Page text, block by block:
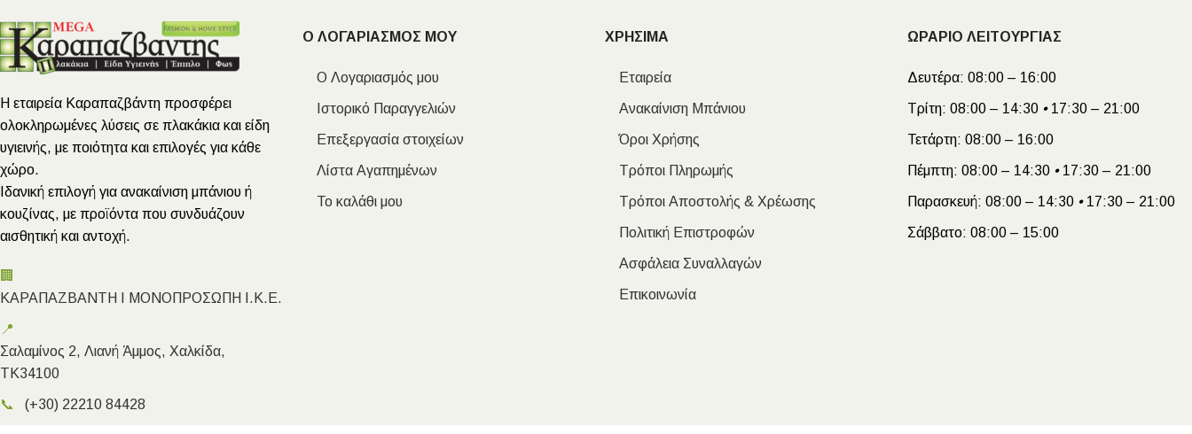
Η εταιρεία Καραπαζβάντη προσφέρει
ολοκληρωμένες λύσεις σε πλακάκια και είδη
υγιεινής, με ποιότητα και επιλογές για κάθε
χώρο.
Ιδανική επιλογή για ανακαίνιση μπάνιου ή
κουζίνας, με προϊόντα που συνδυάζουν
αισθητική και αντοχή.
🏢
ΚΑΡΑΠΑΖΒΑΝΤΗ Ι ΜΟΝΟΠΡΟΣΩΠΗ Ι.Κ.Ε.
📍
Σαλαμίνος 2, Λιανή Άμμος, Χαλκίδα,
ΤΚ34100
📞 (+30) 22210 84428
Ο ΛΟΓΑΡΙΑΣΜΟΣ ΜΟΥ
Ο Λογαριασμός μου
Ιστορικό Παραγγελιών
Επεξεργασία στοιχείων
Λίστα Αγαπημένων
Το καλάθι μου
ΧΡΗΣΙΜΑ
Εταιρεία
Ανακαίνιση Μπάνιου
Όροι Χρήσης
Τρόποι Πληρωμής
Τρόποι Αποστολής & Χρέωσης
Πολιτική Επιστροφών
Ασφάλεια Συναλλαγών
Επικοινωνία
ΩΡΑΡΙΟ ΛΕΙΤΟΥΡΓΙΑΣ
Δευτέρα: 08:00 – 16:00
Τρίτη: 08:00 – 14:30 •17:30 – 21:00
Τετάρτη: 08:00 – 16:00
Πέμπτη: 08:00 – 14:30 •17:30 – 21:00
Παρασκευή: 08:00 – 14:30 •17:30 – 21:00
Σάββατο: 08:00 – 15:00